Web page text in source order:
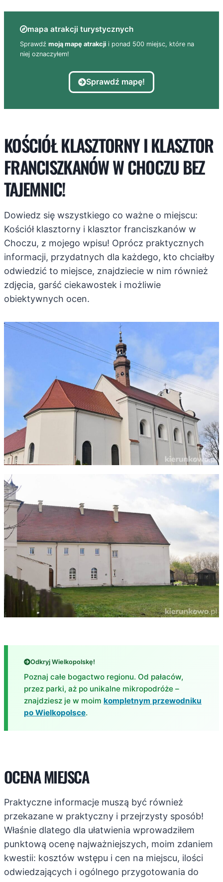
mapa atrakcji turystycznych
Sprawdź moją mapę atrakcji i ponad 500 miejsc, które na
niej oznaczyłem!
Sprawdź mapę!
KOŚCIÓŁ KLASZTORNY I KLASZTOR
FRANCISZKANÓW W CHOCZU BEZ
TAJEMNIC!
Dowiedz się wszystkiego co ważne o miejscu:
Kościół klasztorny i klasztor franciszkanów w
Choczu, z mojego wpisu! Oprócz praktycznych
informacji, przydatnych dla każdego, kto chciałby
odwiedzić to miejsce, znajdziecie w nim również
zdjęcia, garść ciekawostek i możliwie
obiektywnych ocen.
Odkryj Wielkopolskę!
Poznaj całe bogactwo regionu. Od pałaców,
przez parki, aż po unikalne mikropodróże –
znajdziesz je w moim kompletnym przewodniku
po Wielkopolsce.
OCENA MIEJSCA
Praktyczne informacje muszą być również
przekazane w praktyczny i przejrzysty sposób!
Właśnie dlatego dla ułatwienia wprowadziłem
punktową ocenę najważniejszych, moim zdaniem
kwestii: kosztów wstępu i cen na miejscu, ilości
odwiedzających i ogólnego przygotowania do